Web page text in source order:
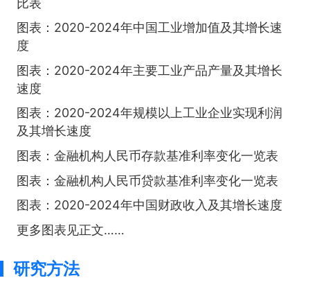
比表
图表：2020-2024年中国工业增加值及其增长速
度
图表：2020-2024年主要工业产品产量及其增长
速度
图表：2020-2024年规模以上工业企业实现利润
及其增长速度
图表：金融机构人民币存款基准利率变化一览表
图表：金融机构人民币贷款基准利率变化一览表
图表：2020-2024年中国财政收入及其增长速度
更多图表见正文……
研究方法